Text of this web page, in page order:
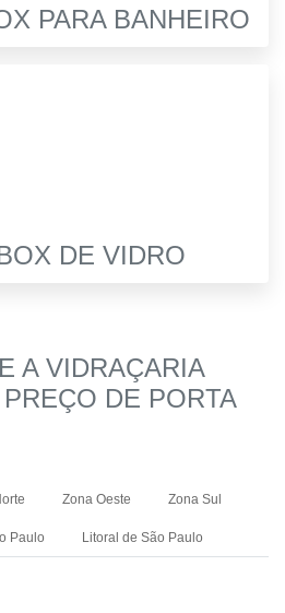
PARA BANHEIRO
DE VIDRO
A VIDRAÇARIA
DE PORTA
Zona Oeste Zona Sul
Paulo Litoral de São Paulo